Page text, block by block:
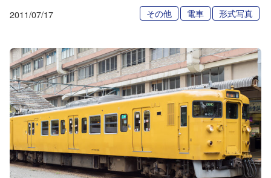
2011/07/17 その他 電車 形式写真